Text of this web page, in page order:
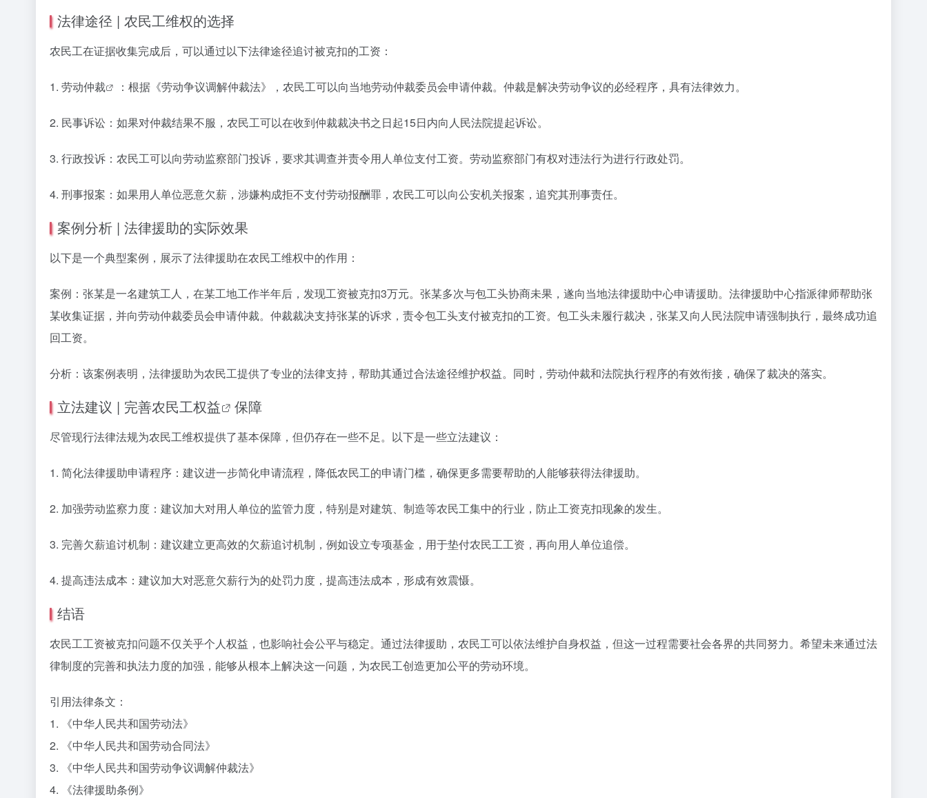
法律途径 | 农民工维权的选择
农民工在证据收集完成后，可以通过以下法律途径追讨被克扣的工资：
1. 劳动仲裁 ：根据《劳动争议调解仲裁法》，农民工可以向当地劳动仲裁委员会申请仲裁。仲裁是解决劳动争议的必经程序，具有法律效力。
2. 民事诉讼：如果对仲裁结果不服，农民工可以在收到仲裁裁决书之日起15日内向人民法院提起诉讼。
3. 行政投诉：农民工可以向劳动监察部门投诉，要求其调查并责令用人单位支付工资。劳动监察部门有权对违法行为进行行政处罚。
4. 刑事报案：如果用人单位恶意欠薪，涉嫌构成拒不支付劳动报酬罪，农民工可以向公安机关报案，追究其刑事责任。
案例分析 | 法律援助的实际效果
以下是一个典型案例，展示了法律援助在农民工维权中的作用：
案例：张某是一名建筑工人，在某工地工作半年后，发现工资被克扣3万元。张某多次与包工头协商未果，遂向当地法律援助中心申请援助。法律援助中心指派律师帮助张
某收集证据，并向劳动仲裁委员会申请仲裁。仲裁裁决支持张某的诉求，责令包工头支付被克扣的工资。包工头未履行裁决，张某又向人民法院申请强制执行，最终成功追
回工资。
分析：该案例表明，法律援助为农民工提供了专业的法律支持，帮助其通过合法途径维护权益。同时，劳动仲裁和法院执行程序的有效衔接，确保了裁决的落实。
立法建议 | 完善农民工权益 保障
尽管现行法律法规为农民工维权提供了基本保障，但仍存在一些不足。以下是一些立法建议：
1. 简化法律援助申请程序：建议进一步简化申请流程，降低农民工的申请门槛，确保更多需要帮助的人能够获得法律援助。
2. 加强劳动监察力度：建议加大对用人单位的监管力度，特别是对建筑、制造等农民工集中的行业，防止工资克扣现象的发生。
3. 完善欠薪追讨机制：建议建立更高效的欠薪追讨机制，例如设立专项基金，用于垫付农民工工资，再向用人单位追偿。
4. 提高违法成本：建议加大对恶意欠薪行为的处罚力度，提高违法成本，形成有效震慑。
结语
农民工工资被克扣问题不仅关乎个人权益，也影响社会公平与稳定。通过法律援助，农民工可以依法维护自身权益，但这一过程需要社会各界的共同努力。希望未来通过法
律制度的完善和执法力度的加强，能够从根本上解决这一问题，为农民工创造更加公平的劳动环境。
引用法律条文：
1. 《中华人民共和国劳动法》
2. 《中华人民共和国劳动合同法》
3. 《中华人民共和国劳动争议调解仲裁法》
4. 《法律援助条例》